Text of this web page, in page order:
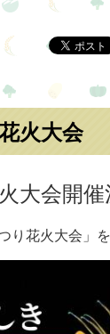
火大会
大会開催
花火大会」